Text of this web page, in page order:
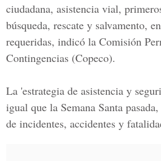
ciudadana, asistencia vial,
búsqueda, rescate y salvamento,
requeridas, indicó la Comisión
Contingencias (Copeco).
La 'estrategia de asistencia y
igual que la Semana Santa
de incidentes, accidentes y